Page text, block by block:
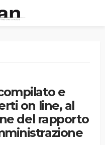
e
on line, al
del rapporto